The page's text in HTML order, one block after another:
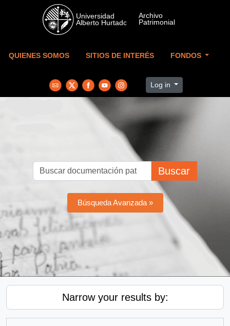
Skip to main content
QUIENES SOMOS SITIOS DE INTERÉS FONDOS
Log in
Buscar
Búsqueda Avanzada »
Narrow your results by: